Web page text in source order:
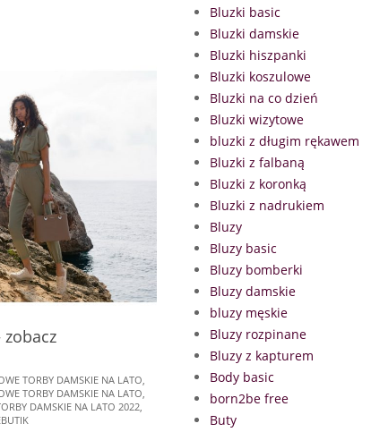
TORBY DAMSKIE NA LATO,
TORBY DAMSKIE NA LATO,
DAMSKIE NA LATO 2022,
Bluzki basic
Bluzki damskie
Bluzki hiszpanki
Bluzki koszulowe
Bluzki na co dzień
Bluzki wizytowe
bluzki z długim rękawem
Bluzki z falbaną
Bluzki z koronką
Bluzki z nadrukiem
Bluzy
Bluzy basic
Bluzy bomberki
Bluzy damskie
bluzy męskie
Bluzy rozpinane
Bluzy z kapturem
Body basic
born2be free
Buty